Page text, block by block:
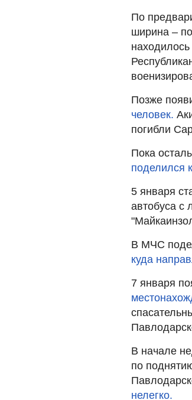
По
ширина –
Позже
человек.
погибли
Пока
поделился
5 января
автобуса с
В МЧС
куда
7 января
В начале
по
нелегко.